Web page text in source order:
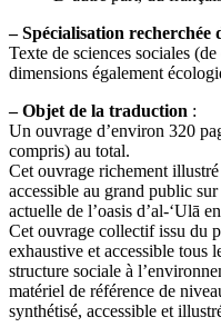
– Spécialisation recherchée
Texte de sciences sociales
dimensions également
– Objet de la traduction :
Un ouvrage d’environ 320
compris) au total.
Cet ouvrage richement
accessible au grand public
actuelle de l’oasis d’al-‘Ulā
Cet ouvrage collectif issu du
exhaustive et accessible tous
structure sociale à
matériel de référence de
synthétisé, accessible et